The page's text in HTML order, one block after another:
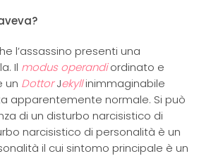
l’assassino presenti una
Il modus operandiordinato e
un DottorJekyllinimmaginabile
apparentemente normale. Si può
di un disturbo narcisistico di
narcisistico di personalità è un
il cui sintomo principale è un